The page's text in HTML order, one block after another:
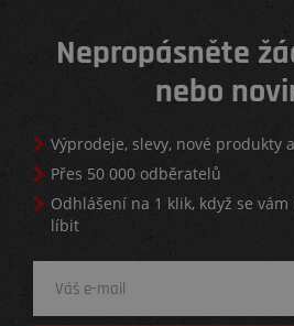
Nepropásněte
nebo
Výprodeje, slevy, nové produkty
Přes 50 000 odběratelů
Odhlášení na 1 klik, když se
líbit